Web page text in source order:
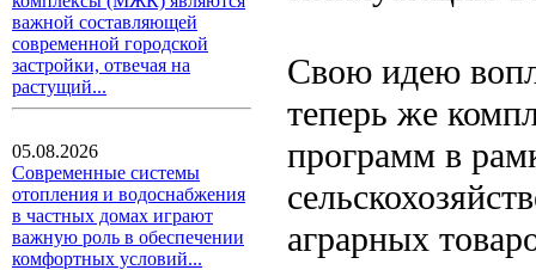
важной составляющей
современной городской
застройки, отвечая на
растущий...
05.08.2026
Современные системы
отопления и водоснабжения
в частных домах играют
важную роль в обеспечении
комфортных условий...
Свою идею
теперь же
программ в
аграрных